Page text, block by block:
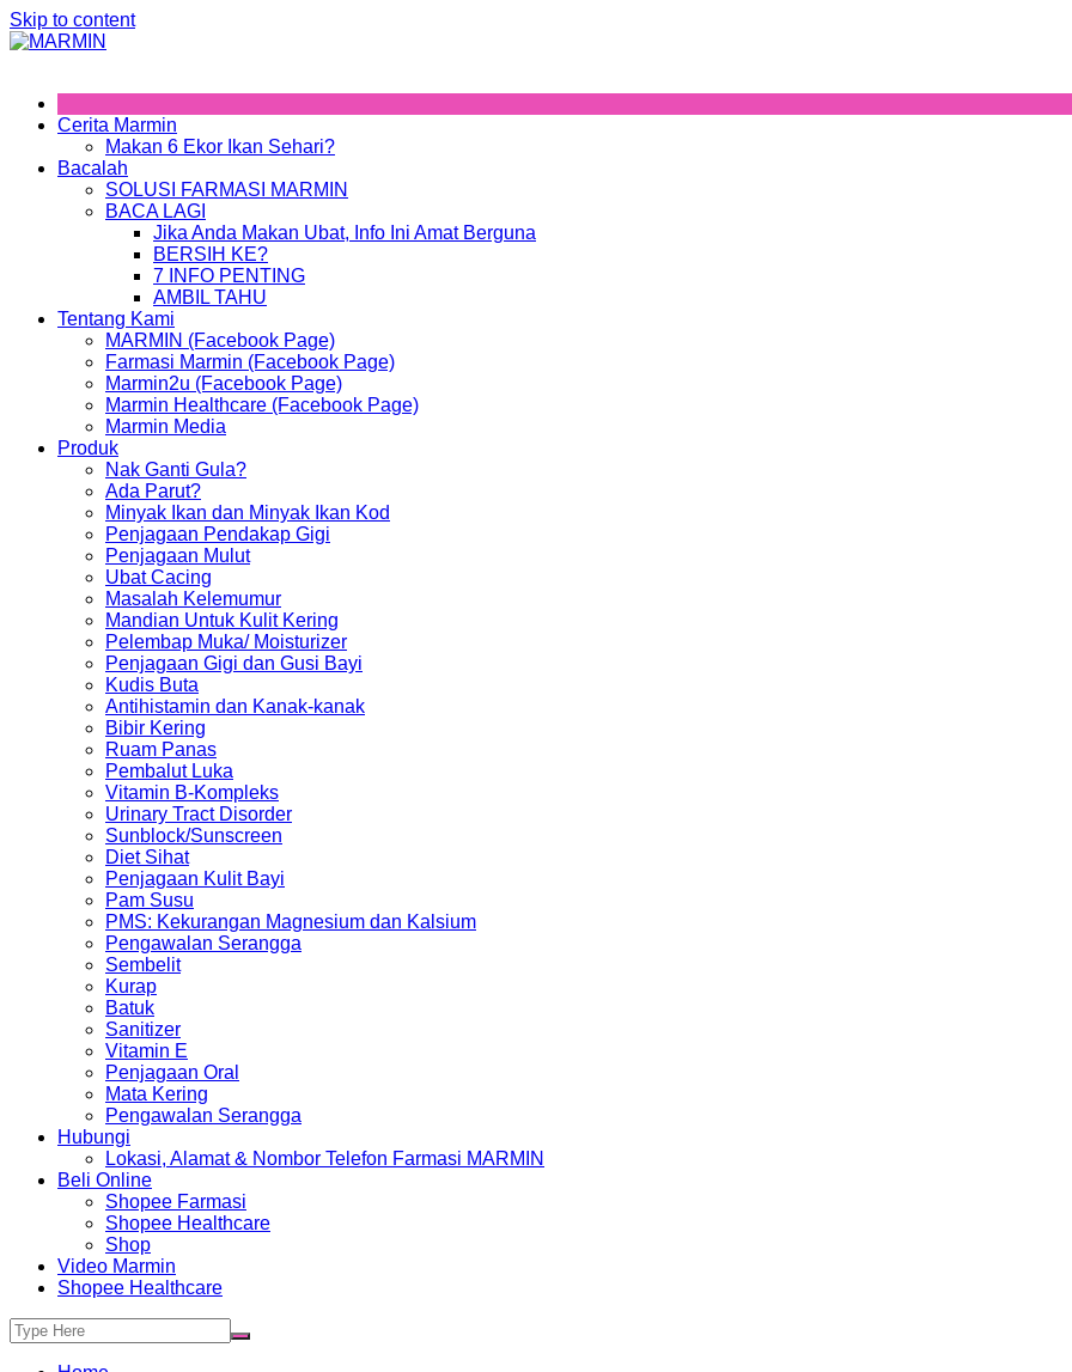
Skip to content
Cerita Marmin
Makan 6 Ekor Ikan Sehari?
Bacalah
SOLUSI FARMASI MARMIN
BACA LAGI
Jika Anda Makan Ubat, Info Ini Amat Berguna
BERSIH KE?
7 INFO PENTING
AMBIL TAHU
Tentang Kami
MARMIN (Facebook Page)
Farmasi Marmin (Facebook Page)
Marmin2u (Facebook Page)
Marmin Healthcare (Facebook Page)
Marmin Media
Produk
Nak Ganti Gula?
Ada Parut?
Minyak Ikan dan Minyak Ikan Kod
Penjagaan Pendakap Gigi
Penjagaan Mulut
Ubat Cacing
Masalah Kelemumur
Mandian Untuk Kulit Kering
Pelembap Muka/ Moisturizer
Penjagaan Gigi dan Gusi Bayi
Kudis Buta
Antihistamin dan Kanak-kanak
Bibir Kering
Ruam Panas
Pembalut Luka
Vitamin B-Kompleks
Urinary Tract Disorder
Sunblock/Sunscreen
Diet Sihat
Penjagaan Kulit Bayi
Pam Susu
PMS: Kekurangan Magnesium dan Kalsium
Pengawalan Serangga
Sembelit
Kurap
Batuk
Sanitizer
Vitamin E
Penjagaan Oral
Mata Kering
Pengawalan Serangga
Hubungi
Lokasi, Alamat & Nombor Telefon Farmasi MARMIN
Beli Online
Shopee Farmasi
Shopee Healthcare
Shop
Video Marmin
Shopee Healthcare